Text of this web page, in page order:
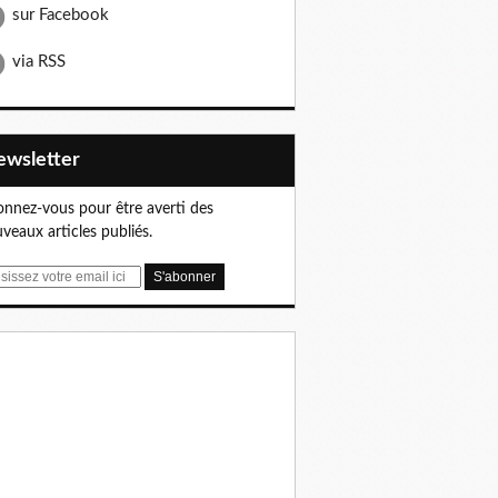
sur Facebook
via RSS
vous pour être averti des
articles publiés.